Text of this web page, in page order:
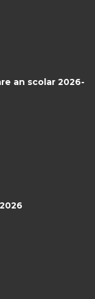
an scolar 2026-